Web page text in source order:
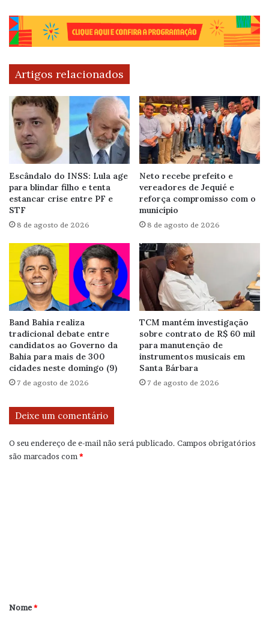
Artigos relacionados
Escândalo do INSS: Lula age
para blindar filho e tenta
estancar crise entre PF e
STF
8 de agosto de 2026
Neto recebe prefeito e
vereadores de Jequié e
reforça compromisso com o
município
8 de agosto de 2026
Band Bahia realiza
tradicional debate entre
candidatos ao Governo da
Bahia para mais de 300
cidades neste domingo (9)
7 de agosto de 2026
TCM mantém investigação
sobre contrato de R$ 60 mil
para manutenção de
instrumentos musicais em
Santa Bárbara
7 de agosto de 2026
Deixe um comentário
O seu endereço de e-mail não será publicado. Campos obrigatórios
são marcados com *
r
Nome*